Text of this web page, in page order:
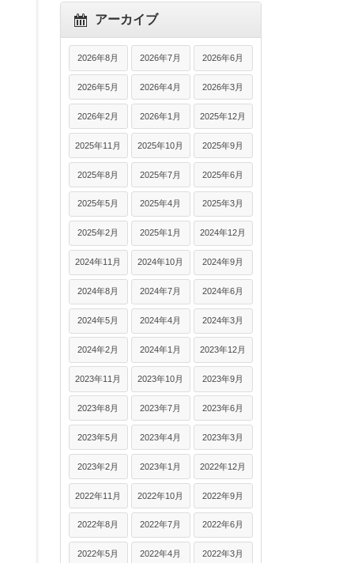
アーカイブ
2026年8月 2026年7月 2026年6月
2026年5月 2026年4月 2026年3月
2026年2月 2026年1月 2025年12月
2025年11月 2025年10月 2025年9月
2025年8月 2025年7月 2025年6月
2025年5月 2025年4月 2025年3月
2025年2月 2025年1月 2024年12月
2024年11月 2024年10月 2024年9月
2024年8月 2024年7月 2024年6月
2024年5月 2024年4月 2024年3月
2024年2月 2024年1月 2023年12月
2023年11月 2023年10月 2023年9月
2023年8月 2023年7月 2023年6月
2023年5月 2023年4月 2023年3月
2023年2月 2023年1月 2022年12月
2022年11月 2022年10月 2022年9月
2022年8月 2022年7月 2022年6月
2022年5月 2022年4月 2022年3月